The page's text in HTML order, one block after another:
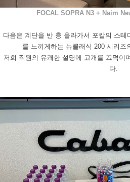
FOCAL SOPRA N3 + Naim
다음은 계단을 반 층 올라가서 포칼의 스테
를 느끼게하는 뉴클래식 200 시리즈
저희 직원의 유쾌한 설명에 고개를 끄덕이
다.